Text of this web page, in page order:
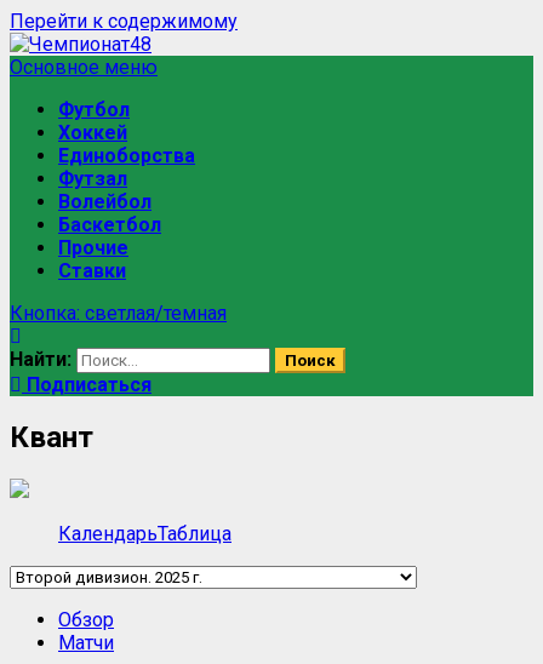
Перейти к содержимому
Основное меню
Футбол
Хоккей
Единоборства
Футзал
Волейбол
Баскетбол
Прочие
Ставки
Кнопка: светлая/темная
Найти:
Подписаться
Квант
КалендарьТаблица
Обзор
Матчи